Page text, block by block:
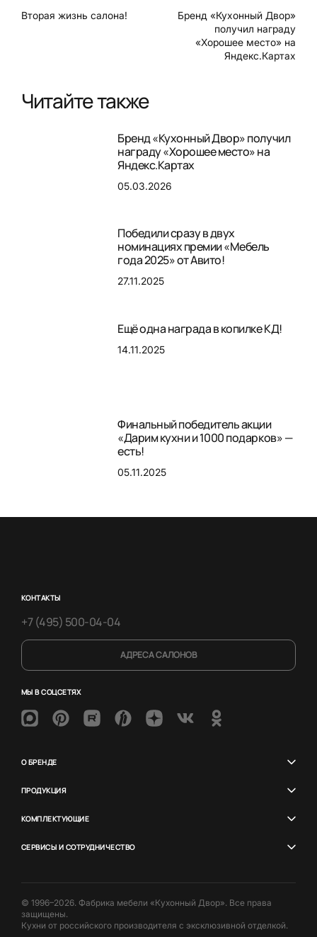
Вторая жизнь салона!
Бренд «Кухонный Двор»
получил награду
«Хорошее место» на
Яндекс.Картах
Читайте также
Бренд «Кухонный Двор» получил
награду «Хорошее место» на
Яндекс.Картах
05.03.2026
Победили сразу в двух
номинациях премии «Мебель
года 2025» от Авито!
27.11.2025
Ещё одна награда в копилке КД!
14.11.2025
Финальный победитель акции
«Дарим кухни и 1000 подарков» —
есть!
05.11.2025
КОНТАКТЫ
+7 (495) 500-04-04
АДРЕСА САЛОНОВ
МЫ В СОЦСЕТЯХ
О БРЕНДЕ
ПРОДУКЦИЯ
КОМПЛЕКТУЮЩИЕ
СЕРВИСЫ И СОТРУДНИЧЕСТВО
© 1996–2026. Фабрика мебели «Кухонный Двор». Все права
защищены.
Кухни от российского производителя с эксклюзивной отделкой.